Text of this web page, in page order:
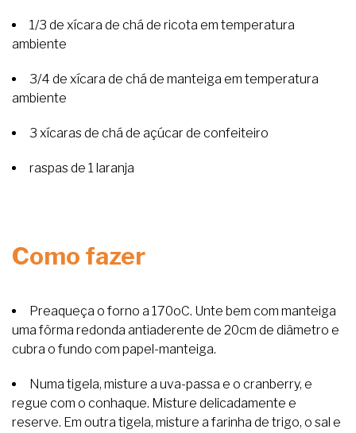
1/3 de xícara de chá de ricota em temperatura
ambiente
3/4 de xícara de chá de manteiga em temperatura
ambiente
3 xícaras de chá de açúcar de confeiteiro
raspas de 1 laranja
Como fazer
Preaqueça o forno a 170oC. Unte bem com manteiga
uma fôrma redonda antiaderente de 20cm de diâmetro e
cubra o fundo com papel-manteiga.
Numa tigela, misture a uva-passa e o cranberry, e
regue com o conhaque. Misture delicadamente e
reserve. Em outra tigela, misture a farinha de trigo, o sal e